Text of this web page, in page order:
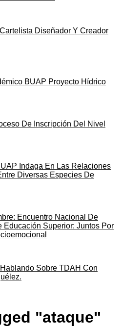
Diseñador Y Creador
BUAP Proyecto Hídrico
De Inscripción Del Nivel
Indaga En Las Relaciones
Diversas Especies De
Encuentro Nacional De
Educación Superior: Juntos Por
Sobre TDAH Con
"ataque"